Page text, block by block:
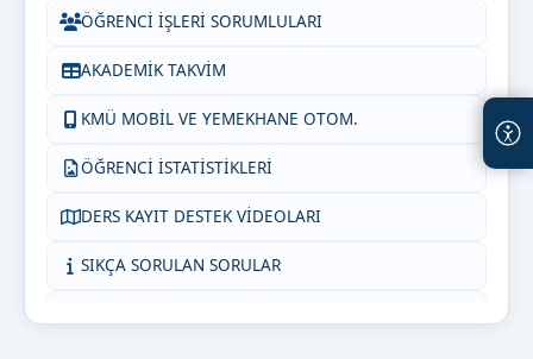
ÖĞRENCİ İŞLERİ SORUMLULARI
AKADEMİK TAKVİM
KMÜ MOBİL VE YEMEKHANE OTOM.
ÖĞRENCİ İSTATİSTİKLERİ
DERS KAYIT DESTEK VİDEOLARI
SIKÇA SORULAN SORULAR